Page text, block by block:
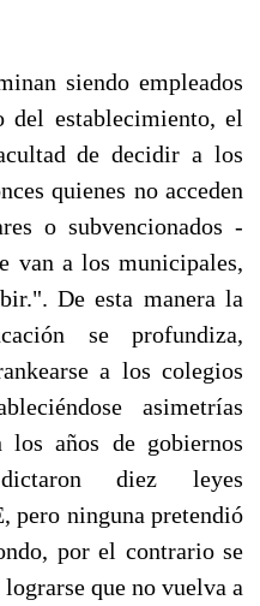
siendo empleados
establecimiento, el
de decidir a los
quienes no acceden
o subvencionados -
van a los municipales,
De esta manera la
se profundiza,
a los colegios
asimetrías
los años de gobiernos
diez leyes
pero ninguna pretendió
por el contrario se
que no vuelva a